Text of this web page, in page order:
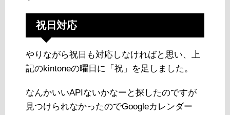
祝日対応
やりながら祝日も対応しなければと思い、上
記のkintoneの曜日に「祝」を足しました。
なんかいいAPIないかなーと探したのですが
見つけられなかったのでGoogleカレンダー